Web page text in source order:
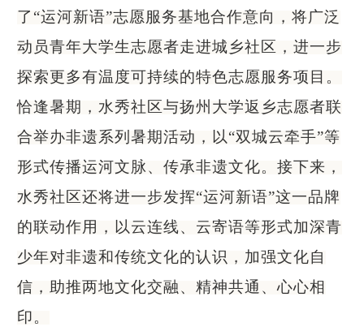
了 “运河新语”志愿服务基地合作意向，将广泛
动员青年大学生志愿者走进城乡社区，进一步
探索更多有温度可持续的特色志愿服务项目。
恰逢暑期，水秀社区与扬州大学返乡志愿者联
合举办非遗系列暑期活动，以“双城云牵手”等
形式传播运河文脉、传承非遗文化。接下来，
水秀社区还将进一步发挥“运河新语”这一品牌
的联动作用，以云连线、云寄语等形式加深青
少年对非遗和传统文化的认识，加强文化自
信，助推两地文化交融、精神共通、心心相
印。